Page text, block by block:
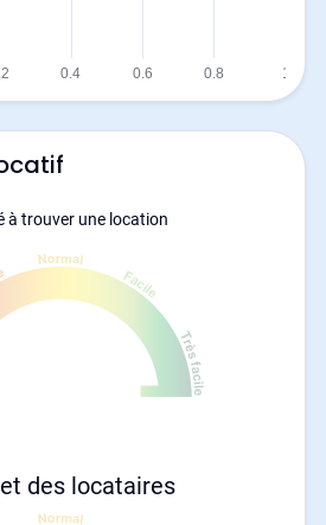
à trouver une location
des locataires